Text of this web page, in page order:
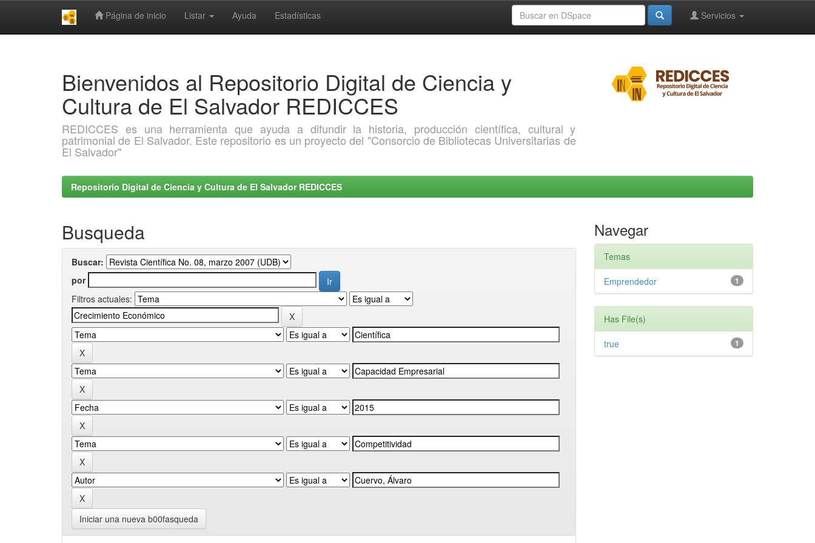
Página de inicio Listar Ayuda Estadísticas Servicios
Bienvenidos al Repositorio Digital de Ciencia y
Cultura de El Salvador REDICCES
REDICCES es una herramienta que ayuda a difundir la historia, producción científica, cultural y
patrimonial de El Salvador. Este repositorio es un proyecto del "Consorcio de Bibliotecas Universitarias de
El Salvador"
Repositorio Digital de Ciencia y Cultura de El Salvador REDICCES
Busqueda
Buscar:
por
Filtros actuales:
Iniciar una nueva b00fasqueda
Navegar
Temas
1
Emprendedor
Has File(s)
1
true